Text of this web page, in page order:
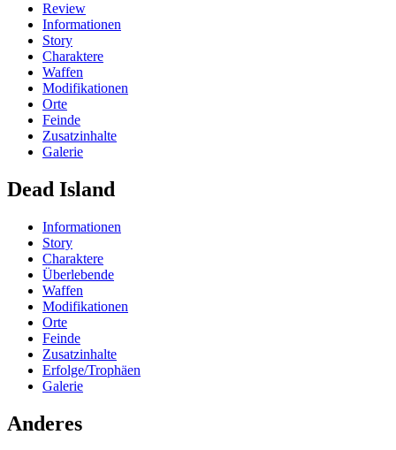
Review
Informationen
Story
Charaktere
Waffen
Modifikationen
Orte
Feinde
Zusatzinhalte
Galerie
Dead Island
Informationen
Story
Charaktere
Überlebende
Waffen
Modifikationen
Orte
Feinde
Zusatzinhalte
Erfolge/Trophäen
Galerie
Anderes